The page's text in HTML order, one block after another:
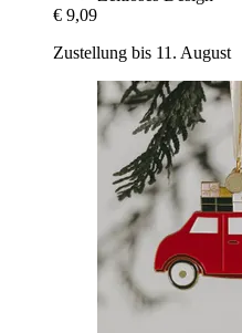
€ 9,09
Zustellung bis 11. August